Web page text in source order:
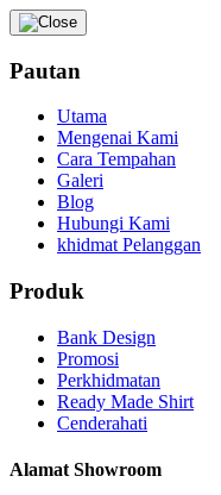
Pautan
Utama
Mengenai Kami
Cara Tempahan
Galeri
Blog
Hubungi Kami
khidmat Pelanggan
Produk
Bank Design
Promosi
Perkhidmatan
Ready Made Shirt
Cenderahati
Alamat Showroom